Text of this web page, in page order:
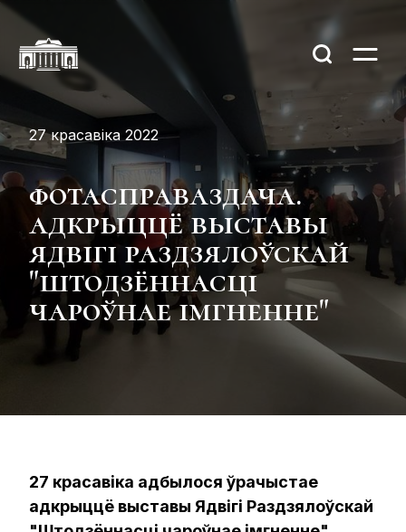
27 красавіка 2022
фотасправаздача.
адкрыццё выставы
ядвігі раздзялоўскай
"штодзённасці
чароўнае імгненне"
27 красавіка адбылося ўрачыстае
адкрыццё выставы Ядвігі Раздзялоўскай